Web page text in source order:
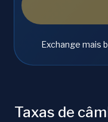
Exchange mais
Taxas de